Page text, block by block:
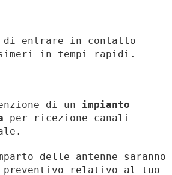
di entrare in contatto
in tempi rapidi.
di un impianto
per ricezione canali
delle antenne saranno
preventivo relativo al tuo